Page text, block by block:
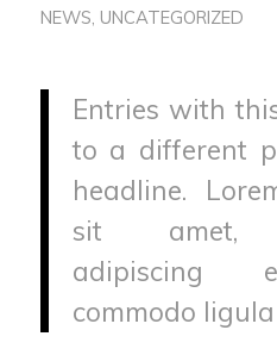
NEWS, UNCATEGORIZED
Entries with
to a different
headline.
sit amet,
adipiscing
commodo